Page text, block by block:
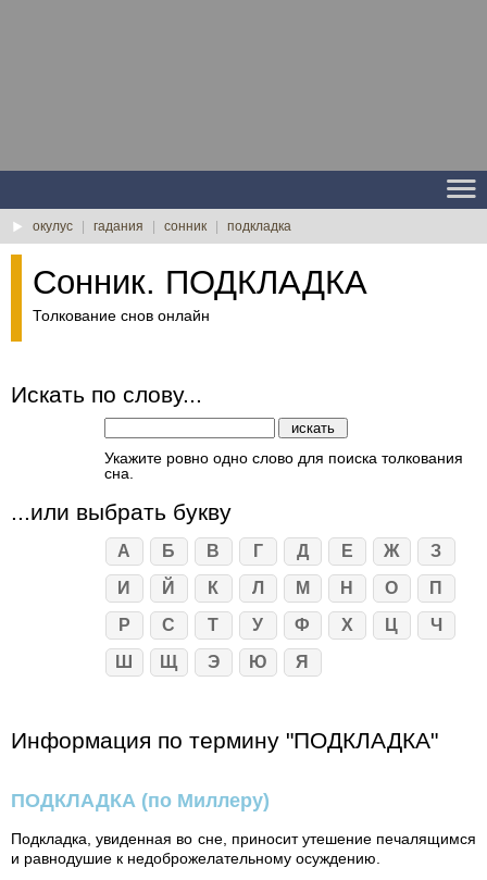
окулус гадания сонник подкладка
Сонник. ПОДКЛАДКА
Толкование снов онлайн
Искать по слову...
Укажите ровно одно слово для поиска толкования
сна.
...или выбрать букву
А Б В Г Д Е Ж
З
И
Й К Л М Н О
П
Р
С Т У Ф Х Ц
Ч
Ш
Щ Э Ю Я
Информация по термину "ПОДКЛАДКА"
ПОДКЛАДКА (по Миллеру)
Подкладка, увиденная во сне, приносит утешение печалящимся
и равнодушие к недоброжелательному осуждению.